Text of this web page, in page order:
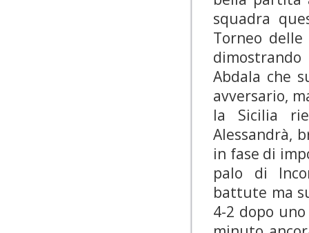
squadra
Torneo
Abdala che
avversario,
la Sicilia
Alessandrà,
in fase di
palo di
battute ma
4-2 dopo